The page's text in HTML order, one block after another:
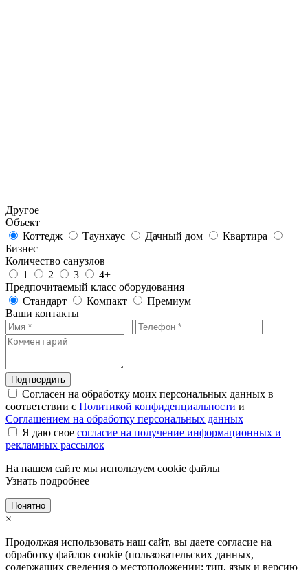
Другое
Объект
Коттедж
Таунхаус Дачный дом
Квартира
Бизнес
Количество санузлов
1
2 3
4+
Предпочитаемый класс оборудования
Стандарт
Компакт
Премиум
Ваши контакты
Подтвердить
Согласен на обработку моих персональных данных в
соответствии с Политикой конфиденциальности и
Соглашением на обработку персональных данных
Я даю свое согласие на получение информационных и
рекламных рассылок
На нашем сайте мы используем cookie файлы
Узнать подробнее
Понятно
×
Продолжая использовать наш сайт, вы даете согласие на
обработку файлов cookie (пользовательских данных,
содержащих сведения о местоположении; тип, язык и версию